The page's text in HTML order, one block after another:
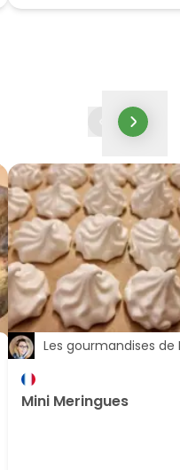
Les gourmandises de
Mini Meringues